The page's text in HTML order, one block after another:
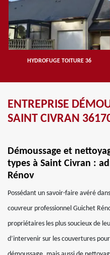
HYDROFUGE TOITURE 36
ENTREPRISE
SAINT CIVRAN
Démoussage et
types à Saint Civran :
Rénov
Possédant un savoir-faire avéré
couvreur professionnel Guichet
propriétaires les plus soucieux de
d’intervenir sur les couvertures